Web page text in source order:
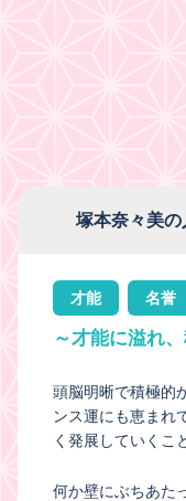
塚本奈々美
才能 名誉
～才能に溢れ
頭脳明晰で積極的
ンス運にも恵まれ
く発展していくこ
何か壁にぶちあた